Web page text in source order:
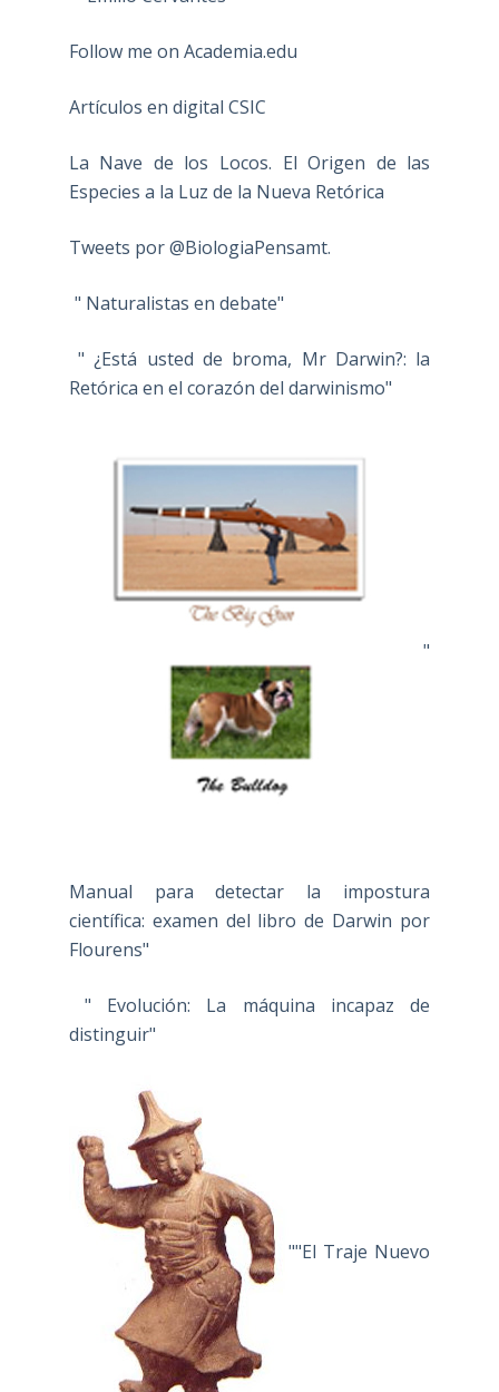
Follow me on Academia.edu
Artículos en digital CSIC
La Nave de los Locos. El Origen de las
Especies a la Luz de la Nueva Retórica
Tweets por @BiologiaPensamt.
" Naturalistas en debate"
" ¿Está usted de broma, Mr Darwin?: la
Retórica en el corazón del darwinismo"
"
Manual para detectar la impostura
científica: examen del libro de Darwin por
Flourens"
" Evolución: La máquina incapaz de
distinguir"
""El Traje Nuevo